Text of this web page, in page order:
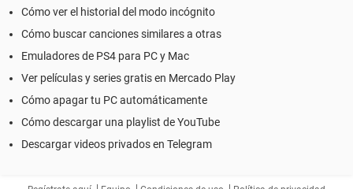
Cómo ver el historial del modo incógnito
Cómo buscar canciones similares a otras
Emuladores de PS4 para PC y Mac
Ver películas y series gratis en Mercado Play
Cómo apagar tu PC automáticamente
Cómo descargar una playlist de YouTube
Descargar videos privados en Telegram